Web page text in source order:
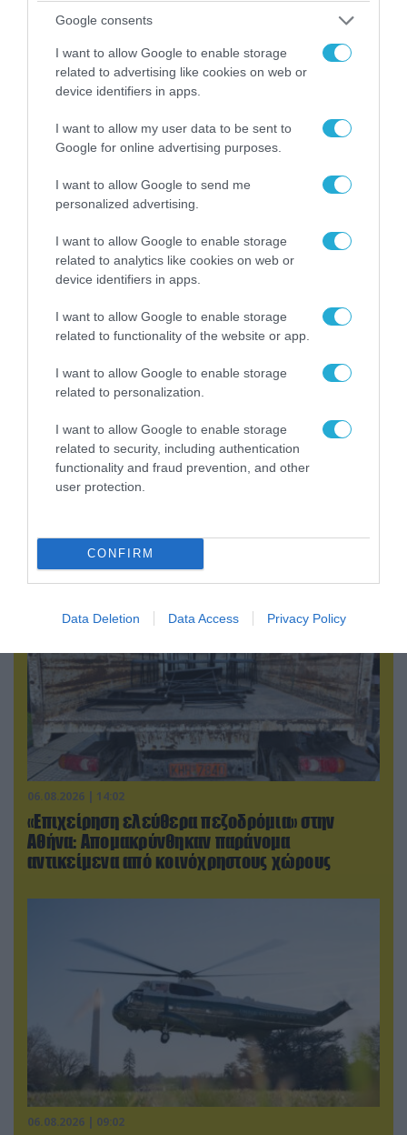
Google consents
I want to allow Google to enable storage
related to advertising like cookies on web or
device identifiers in apps.
I want to allow my user data to be sent to
Google for online advertising purposes.
I want to allow Google to send me
personalized advertising.
I want to allow Google to enable storage
related to analytics like cookies on web or
device identifiers in apps.
I want to allow Google to enable storage
related to functionality of the website or app.
I want to allow Google to enable storage
related to personalization.
I want to allow Google to enable storage
related to security, including authentication
functionality and fraud prevention, and other
user protection.
CONFIRM
Data Deletion Data Access Privacy Policy
07.08.2026 | 00:02
Τουρκικά οπλισμένα F-16 «συνεπλάκησαν» με
06.08.2026 | 17:02
ξένων εθελοντών που πολεμούν για το Κίεβο
06.08.2026 | 14:02
«Επιχείρηση ελεύθερα πεζοδρόμια» στην
Αθήνα: Απομακρύνθηκαν παράνομα
αντικείμενα από κοινόχρηστους χώρους
06.08.2026 | 09:02